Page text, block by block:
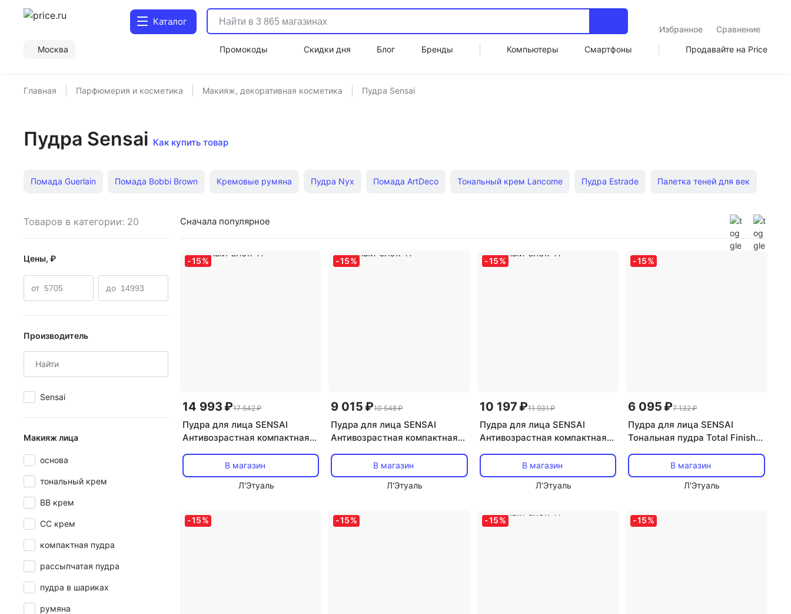
Каталог
Избранное
Сравнение
Москва
Промокоды Скидки дня Блог Бренды Компьютеры Смартфоны Продавайте на Price
Главная Парфюмерия и косметика Макияж, декоративная косметика Пудра Sensai
Пудра Sensai Как купить товар
Помада Guerlain Помада Bobbi Brown Кремовые румяна Пудра Nyx Помада ArtDeco Тональный крем Lancome Пудра Estrade Палетка теней для век
Помада для бровей Матовая помада Помада Max Factor Пудра Clinique Помада Divage
Товаров в категории: 20
Цены, ₽
от до
Производитель
Sensai
Макияж лица
основа
тональный крем
BB крем
CC крем
компактная пудра
рассыпчатая пудра
пудра в шариках
румяна
Сначала популярное
-15%
14 993 ₽17 542 ₽
Пудра для лица SENSAI
Антивозрастная компактная
Total Finish. Сменный блок 11
В магазин
Л'Этуаль
-15%
9 015 ₽10 548 ₽
Пудра для лица SENSAI
Антивозрастная компактная
Total Finish. Сменный блок 11
В магазин
Л'Этуаль
-15%
10 197 ₽11 931 ₽
Пудра для лица SENSAI
Антивозрастная компактная
Total Finish. Сменный блок 11
В магазин
Л'Этуаль
-15%
6 095 ₽7 132 ₽
Пудра для лица SENSAI
Тональная пудра Total Finish
В магазин
Л'Этуаль
-15% -15% -15% -15%